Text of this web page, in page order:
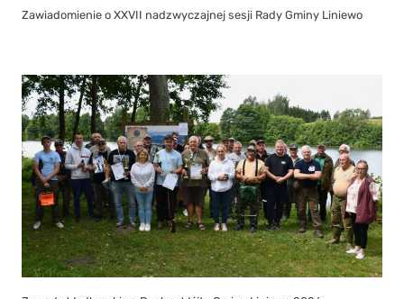
Zawody Wędkarskie o Puchar Wójta Gminy Liniewo 2026